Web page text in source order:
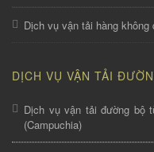
Dịch vụ vận tải hàng
DỊCH VỤ VẬN TẢI
Dịch vụ vận tải đường bộ
(Campuchia)